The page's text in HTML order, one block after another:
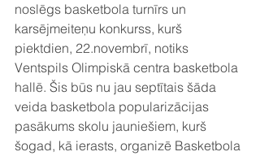
noslēgs basketbola turnīrs un
karsējmeiteņu konkurss, kurš
piektdien, 22.novembrī, notiks
Ventspils Olimpiskā centra basketbola
hallē. Šis būs nu jau septītais šāda
veida basketbola popularizācijas
pasākums skolu jauniešiem, kurš
šogad, kā ierasts, organizē Basketbola